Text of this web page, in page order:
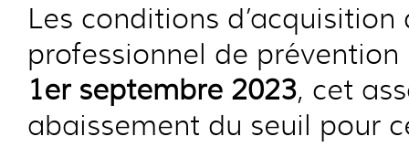
Les conditions
professionnel de prévention
1er septembre 2023, cet
abaissement du seuil pour